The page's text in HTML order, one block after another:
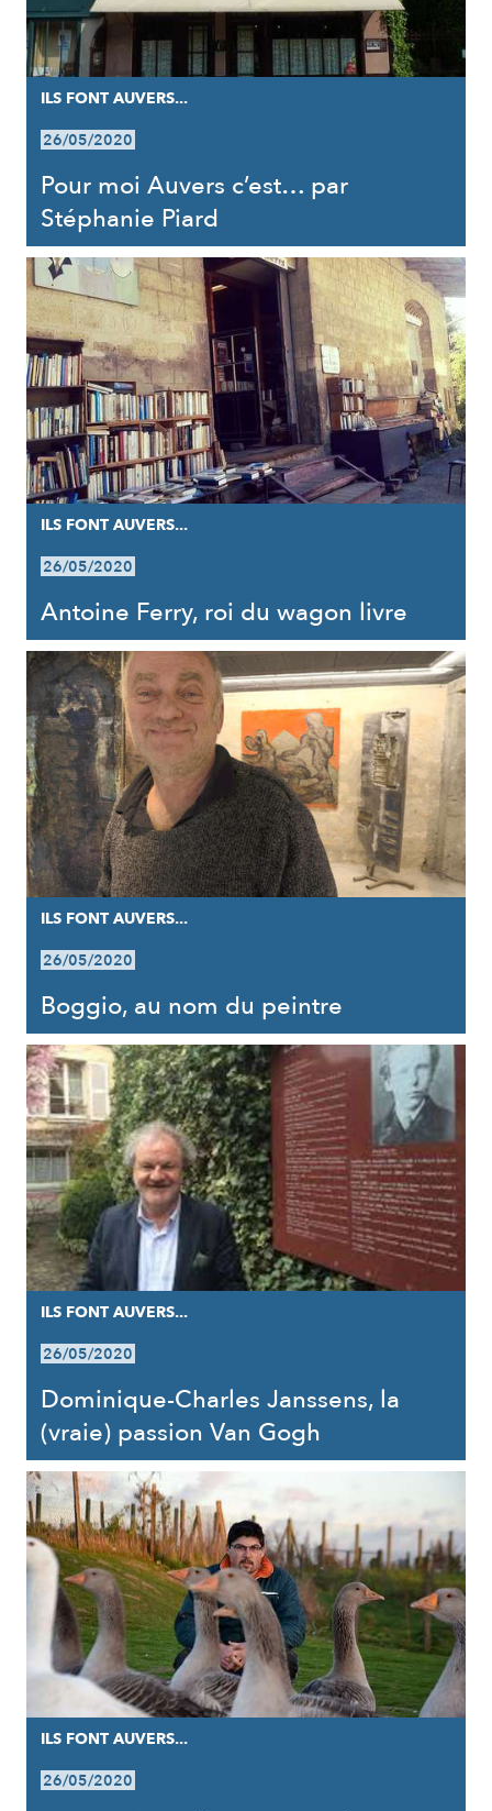
ILS FONT AUVERS...
26/05/2020
Pour moi Auvers c’est… par
Stéphanie Piard
ILS FONT AUVERS...
26/05/2020
Antoine Ferry, roi du wagon livre
ILS FONT AUVERS...
26/05/2020
Boggio, au nom du peintre
ILS FONT AUVERS...
26/05/2020
Dominique-Charles Janssens, la
(vraie) passion Van Gogh
ILS FONT AUVERS...
26/05/2020